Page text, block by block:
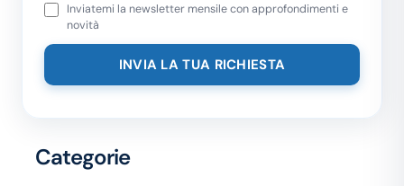
Inviatemi la newsletter mensile con approfondimenti e
novità
Categorie